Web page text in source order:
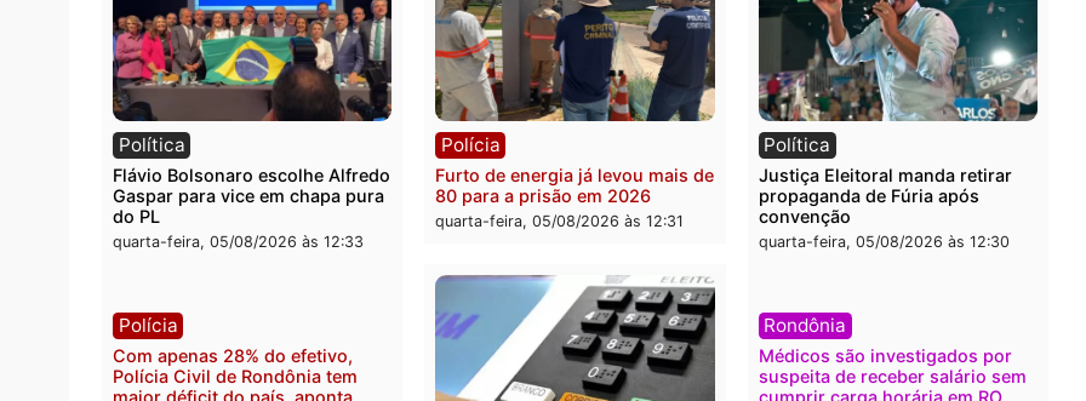
Política
Violência domina o debate
ao Governo de Rondônia
quarta-feira, 05/08/2026 às 12:48
Polícia
Velho e expõe esquema
milionário de lavagem
quarta-feira, 05/08/2026 às 12:46
Brasil
Confronto durante
quarta-feira, 05/08/2026 às